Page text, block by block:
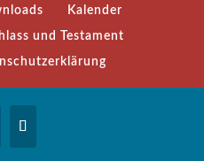
Kalender
und Testament